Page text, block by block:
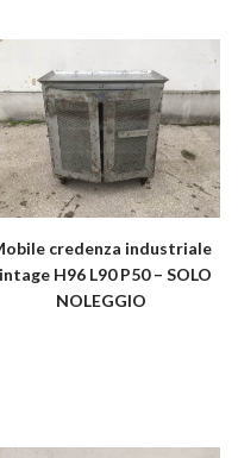
credenza industriale
H96 L90 P50 – SOLO
NOLEGGIO